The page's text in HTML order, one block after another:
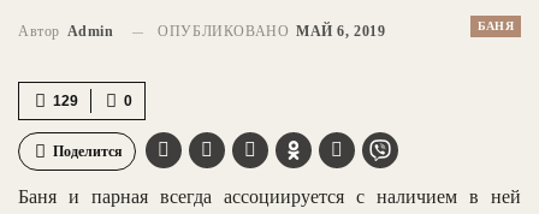
БАНЯ
Автор Admin ОПУБЛИКОВАНО МАЙ 6, 2019
0
129
Поделится
Баня и парная всегда ассоциируется с наличием в ней